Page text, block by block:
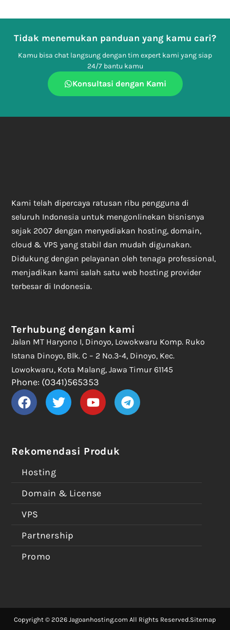
Tidak menemukan panduan yang kamu cari?
Kamu bisa chat langsung dengan tim expert kami yang siap
24/7 bantu kamu
Konsultasi dengan Kami
Kami telah dipercaya ratusan ribu pengguna di
seluruh Indonesia untuk mengonlinekan bisnisnya
sejak 2007 dengan menyediakan hosting, domain,
cloud & VPS yang stabil dan mudah digunakan.
Didukung dengan pelayanan oleh tenaga professional,
menjadikan kami salah satu web hosting provider
terbesar di Indonesia.
Rekomendasi Produk
Hosting
Domain & License
VPS
Partnership
Promo
Terhubung dengan kami
Jalan MT Haryono I, Dinoyo, Lowokwaru Komp. Ruko
Istana Dinoyo, Blk. C – 2 No.3-4, Dinoyo, Kec.
Lowokwaru, Kota Malang, Jawa Timur 61145
Phone: (0341)565353
Copyright © 2026 Jagoanhosting.com All Rights Reserved.Sitemap